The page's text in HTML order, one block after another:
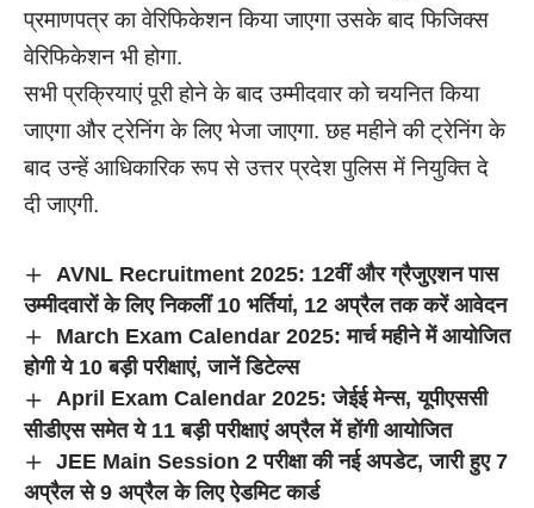
प्रमाणपत्र का वेरिफिकेशन किया जाएगा उसके बाद फिजिक्स
वेरिफिकेशन भी होगा.
सभी प्रक्रियाएं पूरी होने के बाद उम्मीदवार को चयनित किया
जाएगा और ट्रेनिंग के लिए भेजा जाएगा. छह महीने की ट्रेनिंग के
बाद उन्हें आधिकारिक रूप से उत्तर प्रदेश पुलिस में नियुक्ति दे
दी जाएगी.
AVNL Recruitment 2025: 12वीं और ग्रैजुएशन पास
उम्मीदवारों के लिए निकलीं 10 भर्तियां, 12 अप्रैल तक करें आवेदन
March Exam Calendar 2025: मार्च महीने में आयोजित
होगी ये 10 बड़ी परीक्षाएं, जानें डिटेल्स
April Exam Calendar 2025: जेईई मेन्स, यूपीएससी
सीडीएस समेत ये 11 बड़ी परीक्षाएं अप्रैल में होंगी आयोजित
JEE Main Session 2 परीक्षा की नई अपडेट, जारी हुए 7
अप्रैल से 9 अप्रैल के लिए ऐडमिट कार्ड